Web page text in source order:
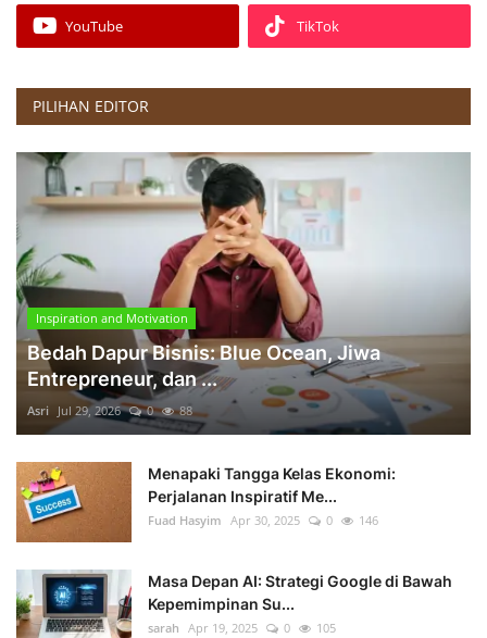
YouTube TikTok
PILIHAN EDITOR
Inspiration and Motivation
Bedah Dapur Bisnis: Blue Ocean, Jiwa
Entrepreneur, dan ...
Asri Jul 29, 2026 0 88
Menapaki Tangga Kelas Ekonomi:
Perjalanan Inspiratif Me...
Fuad Hasyim Apr 30, 2025 0 146
Masa Depan AI: Strategi Google di Bawah
Kepemimpinan Su...
sarah Apr 19, 2025 0 105